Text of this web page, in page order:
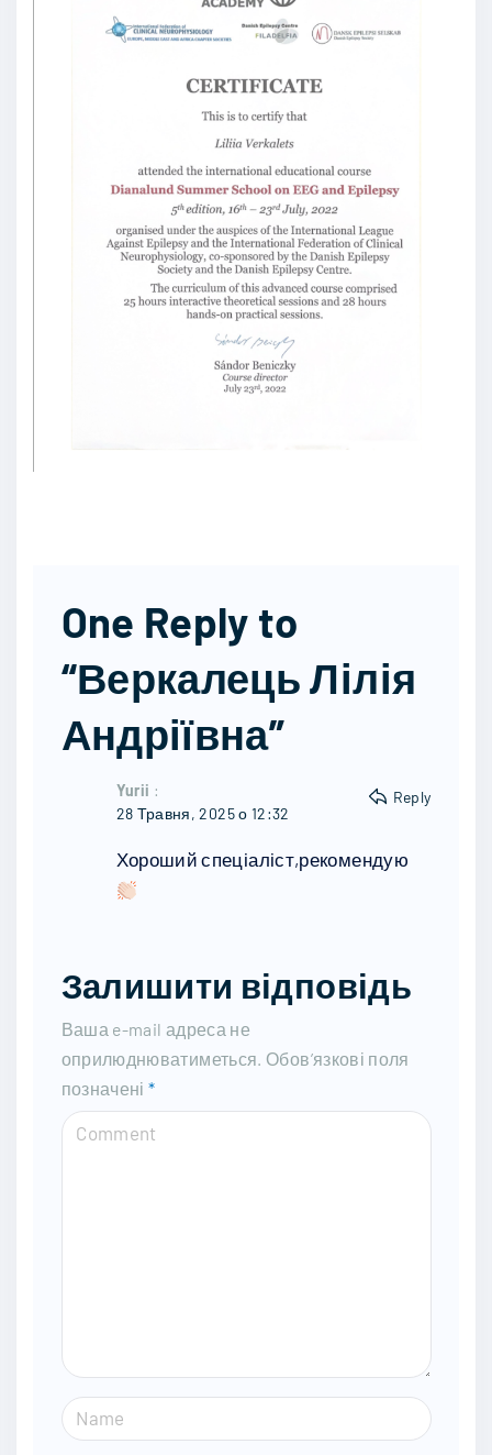
One Reply to
“Веркалець Лілія
Андріївна”
Yurii :
28 Травня, 2025 о 12:32
Хороший спеціаліст,рекомендую
Reply
Залишити відповідь
Ваша e-mail адреса не
оприлюднюватиметься. Обов’язкові поля
позначені*
C
N